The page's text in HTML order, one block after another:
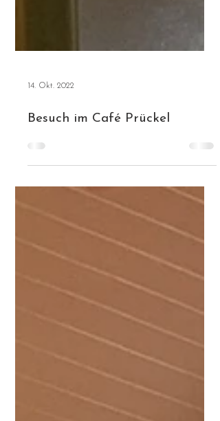
14. Okt. 2022
Besuch im Café Prückel